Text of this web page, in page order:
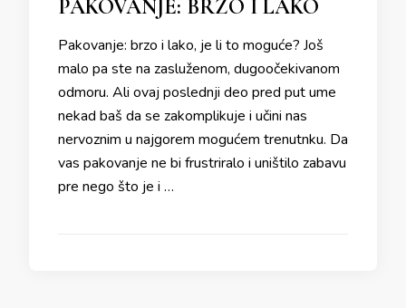
PAKOVANJE: BRZO I LAKO
Pakovanje: brzo i lako, je li to moguće? Još
malo pa ste na zasluženom, dugoočekivanom
odmoru. Ali ovaj poslednji deo pred put ume
nekad baš da se zakomplikuje i učini nas
nervoznim u najgorem mogućem trenutnku. Da
vas pakovanje ne bi frustriralo i uništilo zabavu
pre nego što je i …